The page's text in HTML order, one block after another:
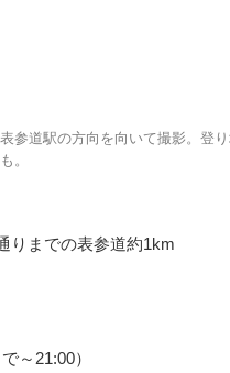
参道駅の方向を向いて撮影。登
。
りまでの表参道約1km
～21:00）